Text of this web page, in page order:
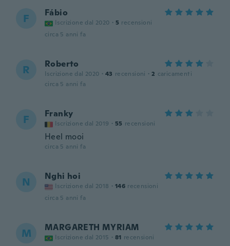
F Fábio
Iscrizione dal 2020 · 5 recensioni
circa 5 anni fa
R Roberto
Iscrizione dal 2020 · 43 recensioni · 2 caricamenti
circa 5 anni fa
F Franky
Iscrizione dal 2019 · 55 recensioni
Heel mooi
circa 5 anni fa
N Nghi hoi
Iscrizione dal 2018 · 146 recensioni
circa 5 anni fa
M MARGARETH MYRIAM
Iscrizione dal 2015 · 81 recensioni